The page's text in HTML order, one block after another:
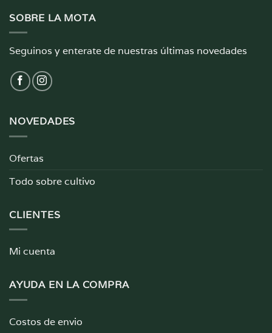
SOBRE LA MOTA
Seguinos y enterate de nuestras últimas novedades
NOVEDADES
Ofertas
Todo sobre cultivo
CLIENTES
Mi cuenta
AYUDA EN LA COMPRA
Costos de envio